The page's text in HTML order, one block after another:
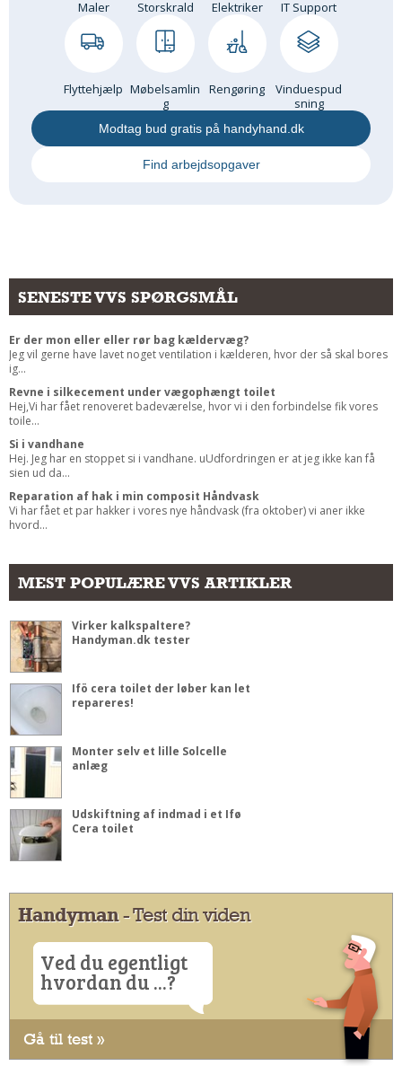
Maler Storskrald Elektriker IT Support
Flyttehjælp Møbelsamlin
g
Rengøring
Vinduespud
sning
Modtag bud gratis på handyhand.dk
Find arbejdsopgaver
SENESTE VVS SPØRGSMÅL
Er der mon eller eller rør bag kældervæg?
Jeg vil gerne have lavet noget ventilation i kælderen, hvor der så skal bores
ig...
Revne i silkecement under vægophængt toilet
Hej,Vi har fået renoveret badeværelse, hvor vi i den forbindelse fik vores
toile...
Si i vandhane
Hej. Jeg har en stoppet si i vandhane. uUdfordringen er at jeg ikke kan få
sien ud da...
Reparation af hak i min composit Håndvask
Vi har fået et par hakker i vores nye håndvask (fra oktober) vi aner ikke
hvord...
MEST POPULÆRE VVS ARTIKLER
Virker kalkspaltere?
Handyman.dk tester
Ifö cera toilet der løber kan let
repareres!
Monter selv et lille Solcelle
anlæg
Udskiftning af indmad i et Ifø
Cera toilet
Handyman- Test din viden
Ved du egentligt
hvordan du ...?
Gå til test »